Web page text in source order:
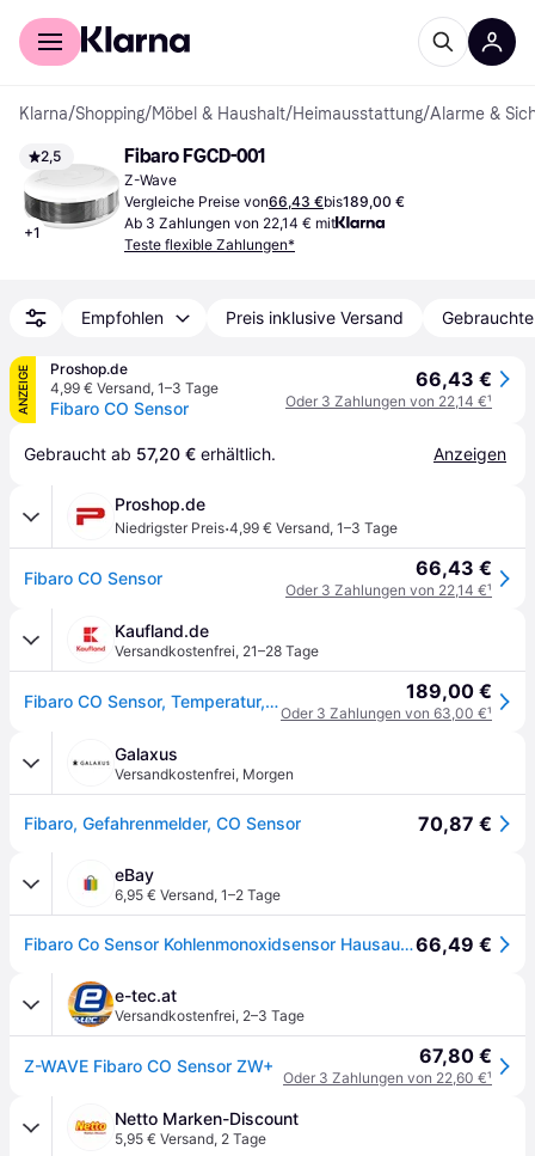
Für Shopper
Klarna/Shopping/Möbel & Haushalt/Heimausstattung/Alarme &
2,5
+1
Fibaro FGCD-001
Z-Wave
Vergleiche Preise von66,43 €bis189,00 €
Ab 3 Zahlungen von 22,14 € mit
Teste flexible Zahlungen*
Empfohlen Preis inklusive Versand
ANZEIGE
Proshop.de
4,99 € Versand, 1–3 Tage
Fibaro CO Sensor
66,43 €
Oder 3 Zahlungen von 22,14 €¹
Gebraucht ab 57,20 € erhältlich. Anzeigen
Proshop.de
Niedrigster Preis·4,99 € Versand, 1–3 Tage
Fibaro CO Sensor 66,43 €
Oder 3 Zahlungen von 22,14 €¹
Kaufland.de
Versandkostenfrei, 21–28 Tage
Fibaro CO Sensor, Temperatur, Kabellos, Bluetooth, Weiß, Akku 189,00 €
Oder 3 Zahlungen von 63,00 €¹
Galaxus
Versandkostenfrei, Morgen
Fibaro, Gefahrenmelder, CO Sensor 70,87 €
eBay
6,95 € Versand, 1–2 Tage
Fibaro Co Sensor Kohlenmonoxidsensor Hausautomatisierung66,49 €
e-tec.at
Versandkostenfrei, 2–3 Tage
Z-WAVE Fibaro CO Sensor ZW+ 67,80 €
Oder 3 Zahlungen von 22,60 €¹
Netto Marken-Discount
5,95 € Versand, 2 Tage